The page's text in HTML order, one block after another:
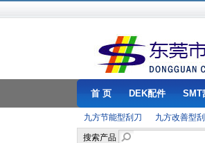
首 页 DEK配件 SMT
九方节能型刮刀 九方改善型
搜索产品